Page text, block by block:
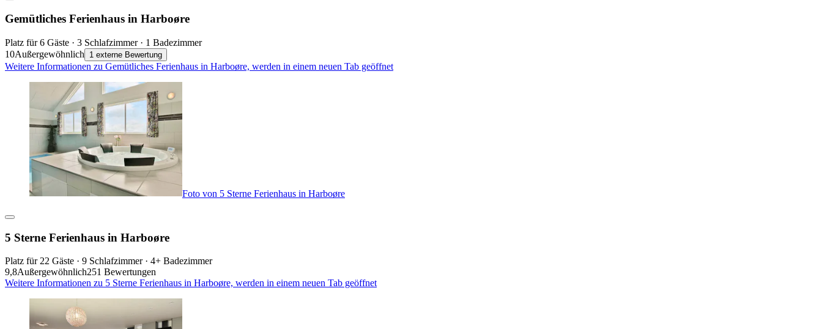
Gemütliches Ferienhaus in Harboøre
Platz für 6 Gäste · 3 Schlafzimmer · 1 Badezimmer
10Außergewöhnlich 1 externe Bewertung
Weitere Informationen zu Gemütliches Ferienhaus in Harboøre, werden in einem neuen Tab geöffnet
Foto von 5 Sterne Ferienhaus in Harboøre
5 Sterne Ferienhaus in Harboøre
Platz für 22 Gäste · 9 Schlafzimmer · 4+ Badezimmer
9,8Außergewöhnlich251 Bewertungen
Weitere Informationen zu 5 Sterne Ferienhaus in Harboøre, werden in einem neuen Tab geöffnet